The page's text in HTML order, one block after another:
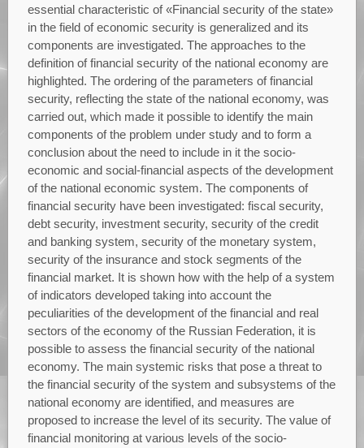
essential characteristic of «Financial security of the state»
in the field of economic security is generalized and its
components are investigated. The approaches to the
definition of financial security of the national economy are
highlighted. The ordering of the parameters of financial
security, reflecting the state of the national economy, was
carried out, which made it possible to identify the main
components of the problem under study and to form a
conclusion about the need to include in it the socio-
economic and social-financial aspects of the development
of the national economic system. The components of
financial security have been investigated: fiscal security,
debt security, investment security, security of the credit
and banking system, security of the monetary system,
security of the insurance and stock segments of the
financial market. It is shown how with the help of a system
of indicators developed taking into account the
peculiarities of the development of the financial and real
sectors of the economy of the Russian Federation, it is
possible to assess the financial security of the national
economy. The main systemic risks that pose a threat to
the financial security of the system and subsystems of the
national economy are identified, and measures are
proposed to increase the level of its security. The value of
financial monitoring at various levels of the socio-